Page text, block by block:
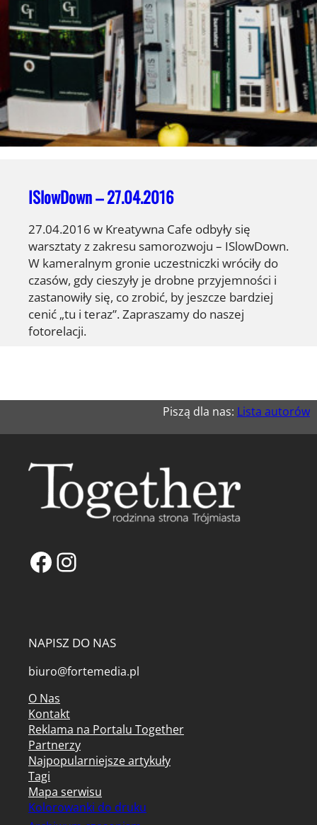
ISlowDown – 27.04.2016
27.04.2016 w Kreatywna Cafe odbyły się
warsztaty z zakresu samorozwoju – ISlowDown.
W kameralnym gronie uczestniczki wróciły do
czasów, gdy cieszyły je drobne przyjemności i
zastanowiły się, co zrobić, by jeszcze bardziej
cenić „tu i teraz”. Zapraszamy do naszej
fotorelacji.
Piszą dla nas: Lista autorów
Facebook
Instagram
NAPISZ DO NAS
biuro@fortemedia.pl
O Nas
Kontakt
Reklama na Portalu Together
Partnerzy
Najpopularniejsze artykuły
Tagi
Mapa serwisu
Kolorowanki do druku